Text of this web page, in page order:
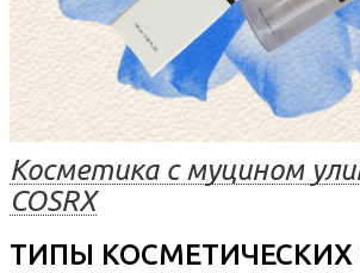
Косметика с муцином
COSRX
ТИПЫ КОСМЕТИЧЕСКИХ